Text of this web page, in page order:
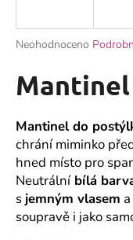
Průměrné
produktu
je
z
5
hvězdiček.
Neohodnoceno
Mantinel do
chrání miminko
hned místo pro
Neutrálníbílá
s jemným vlasem a
soupravě i jako
j
t
?